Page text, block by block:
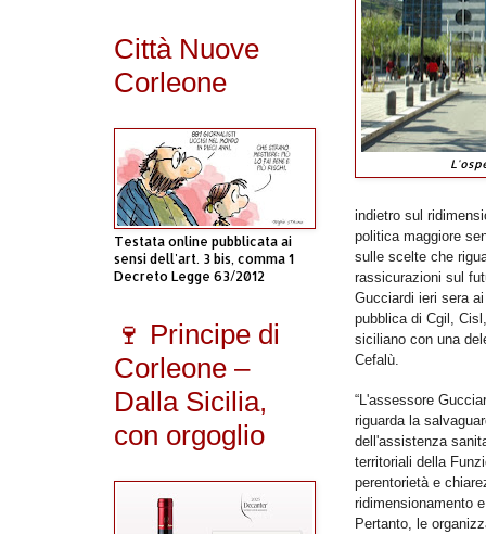
indietro sul
politica maggiore
sulle scelte che
rassicurazioni sul
Gucciardi ieri sera
pubblica di Cgil,
siciliano con una
Cefalù.
“L'assessore
riguarda la
dell'assistenza
territoriali della
perentorietà e
ridimensionamento
Pertanto, le
Città Nuove
Corleone
Testata online pubblicata ai
sensi dell'art. 3 bis, comma 1
Decreto Legge 63/2012
🍷 Principe di
Corleone –
Dalla Sicilia,
con orgoglio